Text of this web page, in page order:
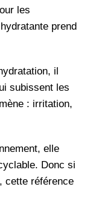
les
prend
il
subissent les
: irritation,
elle
Donc si
cette référence